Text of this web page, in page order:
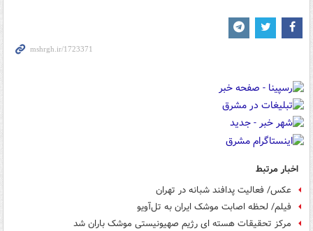
اخبار مرتبط
عکس/ فعالیت پدافند شبانه در تهران
فیلم/ لحظه اصابت موشک ایران به تل‌آویو
مرکز تحقیقات هسته ای رژیم صهیونیستی موشک باران شد